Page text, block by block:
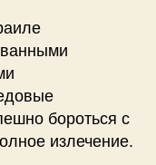
бороться с
излечение.